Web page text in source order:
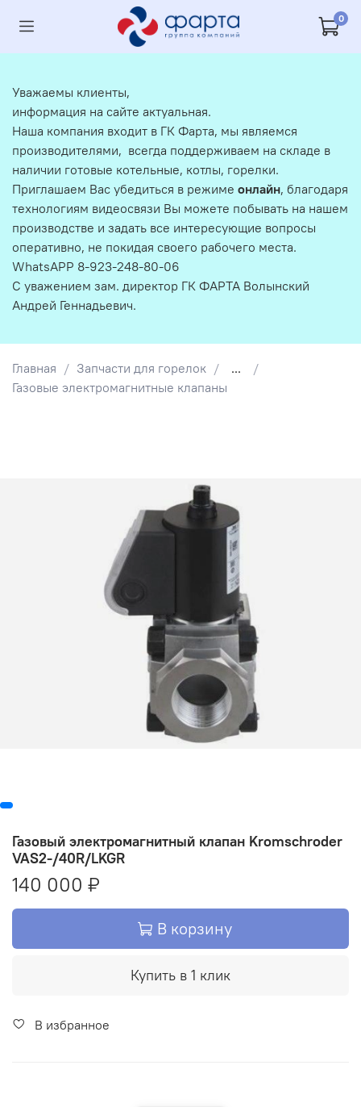
0
Главная Запчасти для горелок
...
Газовые электромагнитные клапаны
Газовый электромагнитный клапан Kromschroder
VAS2-/40R/LKGR
140 000 ₽
В корзину
Купить в 1 клик
В избранное
Уважаемы клиенты,
информация на сайте актуальная.
Наша компания входит в ГК Фарта, мы являемся
производителями, всегда поддерживаем на складе в
наличии готовые котельные, котлы, горелки.
Приглашаем Вас убедиться в режиме онлайн, благодаря
технологиям видеосвязи Вы можете побывать на нашем
производстве и задать все интересующие вопросы
оперативно, не покидая своего рабочего места.
WhatsAPP 8-923-248-80-06
С уважением зам. директор ГК ФАРТА Волынский
Андрей Геннадьевич.